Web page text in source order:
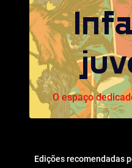
O espaço
Edições recomendadas